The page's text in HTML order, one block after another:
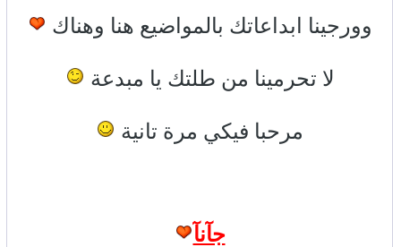
وورجينا ابداعاتك بالمواضيع هنا وهناك
لا تحرمينا من طلتك يا مبدعة
مرحبا فيكي مرة تانية
جآنآ